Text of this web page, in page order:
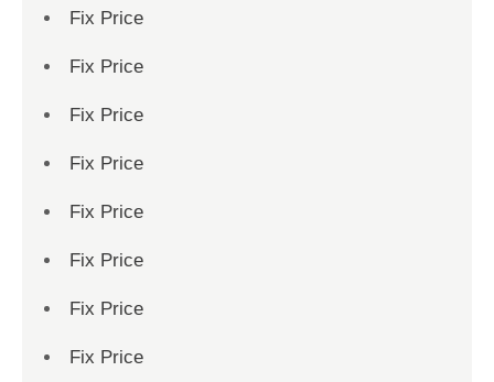
Fix Price
Fix Price
Fix Price
Fix Price
Fix Price
Fix Price
Fix Price
Fix Price